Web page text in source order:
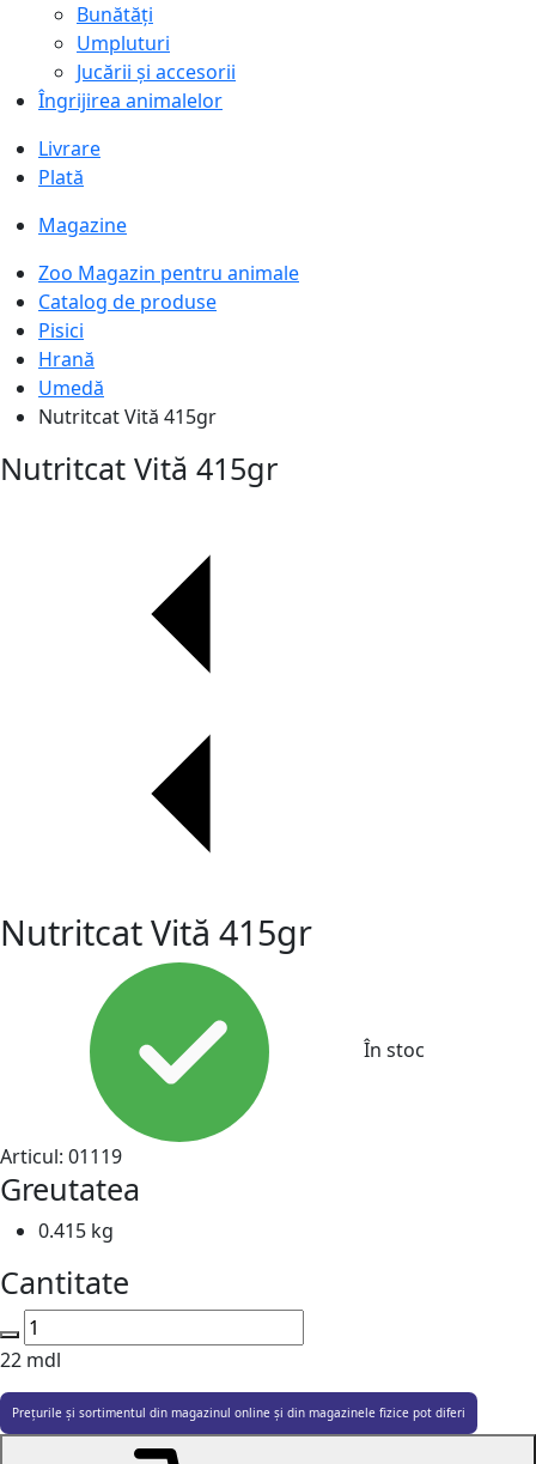
Bunătăți
Umpluturi
Jucării și accesorii
Îngrijirea animalelor
Livrare
Plată
Magazine
Zoo Magazin pentru animale
Catalog de produse
Pisici
Hrană
Umedă
Nutritcat Vită 415gr
Nutritcat Vită 415gr
Nutritcat Vită 415gr
În stoc
Articul: 01119
Greutatea
0.415 kg
Cantitate
22 mdl
Prețurile și sortimentul din magazinul online și din magazinele fizice pot diferi